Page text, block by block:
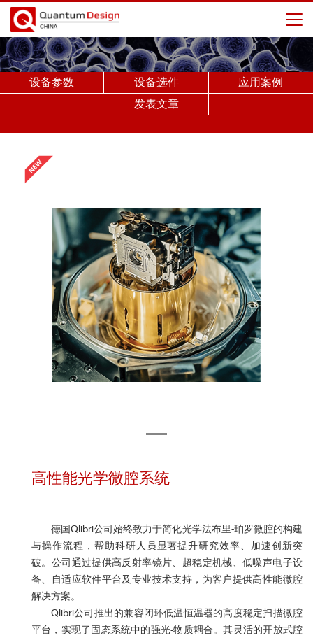
设备参数 设备选件
应用案例
发表文章
高性能光学微腔系统
德国Qlibri公司始终致力于简化光学法布里-珀罗微腔的构建
与操作流程，帮助科研人员显著提升研究效率、加速创新突
破。公司通过提供高反射率镜片、超稳定机械、低噪声电子设
备、自适应软件平台及专业技术支持，为客户提供高性能微腔
解决方案。
Qlibri公司推出的兼容闭环低温恒温器的高度稳定扫描微腔
平台，实现了固态系统中的强光-物质耦合。其灵活的开放式腔